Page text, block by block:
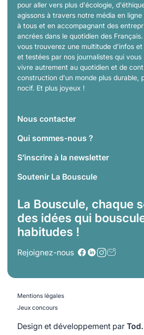
pour aller vers plus d'écologie,
agissons à travers notre média en
à tous et en accompagnant des
ancrées dans le quotidien des
vous trouverez une multitude d'infos
et testées par nos journalistes qui
vivre autrement au quotidien et de
construction d'un monde plus durable,
nocif. Et plus joyeux !
Nous contacter
Qui sommes-nous ?
S’inscrire à la newsletter
Soutenir La Bouscule
La Bouscule, chaque
des idées qui
habitudes !
Rejoignez-nous
Mentions légales
Jeux concours
Design et développement par Tod.